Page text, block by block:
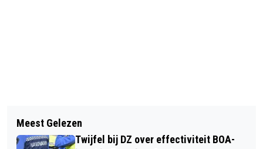
SOCIAAL PLEIN IN GEMEENTEHUIS
OOSTZAAN GAAT OP DE SCHOP
HOE WENSELIJK ZIJN 22 SOCIALE
Meest Gelezen
Twijfel bij DZ over effectiviteit BOA-